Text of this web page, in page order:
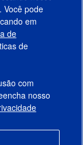
Você pode
em
de
de
com
nosso